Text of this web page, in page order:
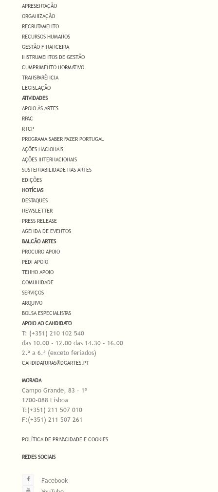
APRESENTAÇÃO
ORGANIZAÇÃO
RECRUTAMENTO
RECURSOS HUMANOS
GESTÃO FINANCEIRA
INSTRUMENTOS DE GESTÃO
CUMPRIMENTO NORMATIVO
TRANSPARÊNCIA
LEGISLAÇÃO
ATIVIDADES
APOIO ÀS ARTES
RPAC
RTCP
PROGRAMA SABER FAZER PORTUGAL
AÇÕES NACIONAIS
AÇÕES INTERNACIONAIS
SUSTENTABILIDADE NAS ARTES
EDIÇÕES
NOTÍCIAS
DESTAQUES
NEWSLETTER
PRESS RELEASE
AGENDA DE EVENTOS
BALCÃO ARTES
PROCURO APOIO
PEDI APOIO
TENHO APOIO
COMUNIDADE
SERVIÇOS
ARQUIVO
BOLSA ESPECIALISTAS
APOIO AO CANDIDATO
T: (+351) 210 102 540
das 10.00 - 12.00 das 14.30 - 16.00
2.ª a 6.ª (exceto feriados)
CANDIDATURAS@DGARTES.PT
MORADA
Campo Grande, 83 - 1º
1700-088 Lisboa
T:(+351) 211 507 010
F:(+351) 211 507 261
POLÍTICA DE PRIVACIDADE E COOKIES
REDES SOCIAIS
Facebook